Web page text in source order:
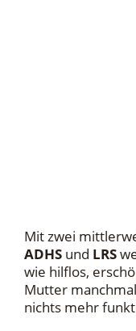
Mit zwei
ADHS und LRS
wie hilflos,
Mutter
nichts mehr